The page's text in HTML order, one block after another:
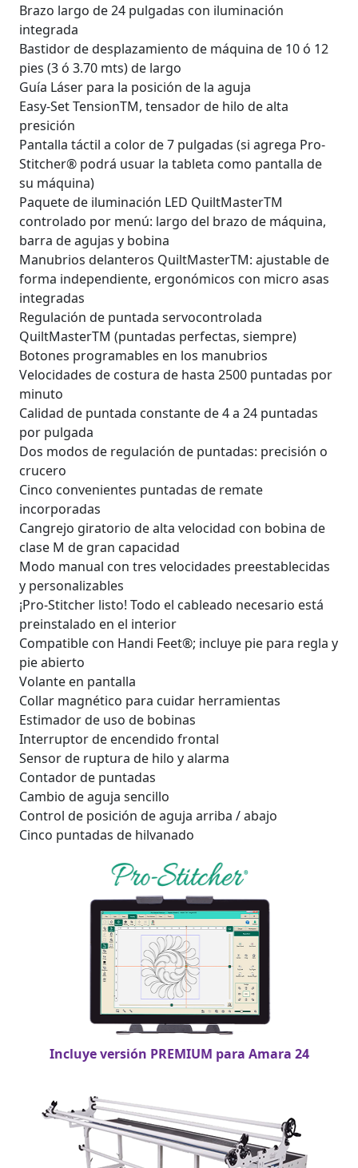
Incluye versión PREMIUM para Amara 24
Brazo largo de 24 pulgadas con iluminación
integrada
Bastidor de desplazamiento de máquina de 10 ó 12
pies (3 ó 3.70 mts) de largo
Guía Láser para la posición de la aguja
Easy-Set TensionTM, tensador de hilo de alta
presición
Pantalla táctil a color de 7 pulgadas (si agrega Pro-
Stitcher® podrá usuar la tableta como pantalla de
su máquina)
Paquete de iluminación LED QuiltMasterTM
controlado por menú: largo del brazo de máquina,
barra de agujas y bobina
Manubrios delanteros QuiltMasterTM: ajustable de
forma independiente, ergonómicos con micro asas
integradas
Regulación de puntada servocontrolada
QuiltMasterTM (puntadas perfectas, siempre)
Botones programables en los manubrios
Velocidades de costura de hasta 2500 puntadas por
minuto
Calidad de puntada constante de 4 a 24 puntadas
por pulgada
Dos modos de regulación de puntadas: precisión o
crucero
Cinco convenientes puntadas de remate
incorporadas
Cangrejo giratorio de alta velocidad con bobina de
clase M de gran capacidad
Modo manual con tres velocidades preestablecidas
y personalizables
¡Pro-Stitcher listo! Todo el cableado necesario está
preinstalado en el interior
Compatible con Handi Feet®; incluye pie para regla y
pie abierto
Volante en pantalla
Collar magnético para cuidar herramientas
Estimador de uso de bobinas
Interruptor de encendido frontal
Sensor de ruptura de hilo y alarma
Contador de puntadas
Cambio de aguja sencillo
Control de posición de aguja arriba / abajo
Cinco puntadas de hilvanado